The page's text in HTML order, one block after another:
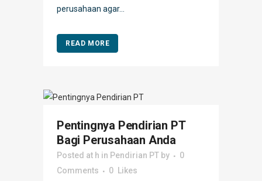
perusahaan agar...
READ MORE
Pentingnya Pendirian PT
Bagi Perusahaan Anda
Posted at h in Pendirian PT by
0
Comments
0 Likes